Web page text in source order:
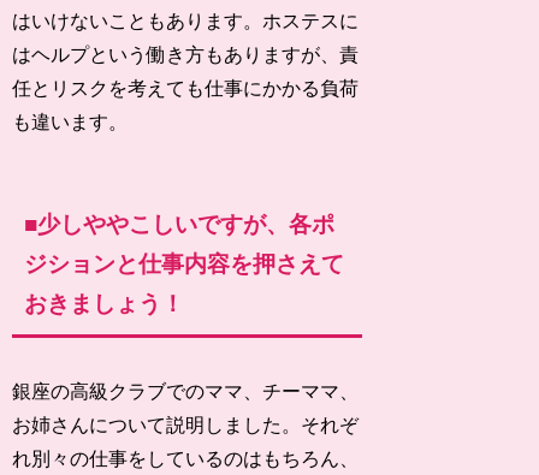
はいけないこともあります。ホステスに
はヘルプという働き方もありますが、責
任とリスクを考えても仕事にかかる負荷
も違います。
■少しややこしいですが、各ポ
ジションと仕事内容を押さえて
おきましょう！
銀座の高級クラブでのママ、チーママ、
お姉さんについて説明しました。それぞ
れ別々の仕事をしているのはもちろん、